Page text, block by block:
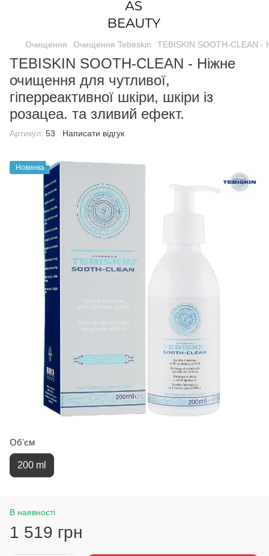
Очищення Очищення Tebeskin TEBISKIN SOOTH-CLEAN -
TEBISKIN SOOTH-CLEAN - Ніжне
очищення для чутливої,
гіперреактивної шкіри, шкіри із
розацеа. та зливий ефект.
Артикул: 53 Написати відгук
Новинка
Обʼєм
200 ml
В наявності
1 519 грн